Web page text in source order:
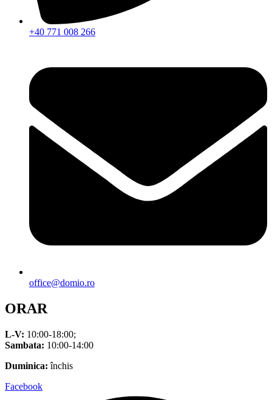
+40 771 008 266
office@domio.ro
ORAR
L-V: 10:00-18:00;
Sambata: 10:00-14:00
Duminica: închis
Facebook